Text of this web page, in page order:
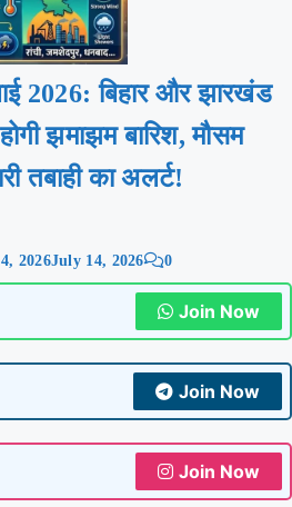
2026: बिहार और झारखंड
झमाझम बारिश, मौसम
तबाही का अलर्ट!
2026July 14, 2026 0
Join Now
Join Now
Join Now